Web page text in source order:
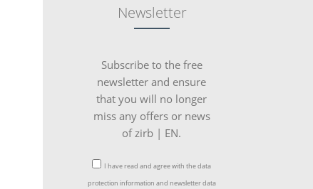
Newsletter
Subscribe to the free
newsletter and ensure
that you will no longer
miss any offers or news
of zirb | EN.
I have read and agree with thedata
protection information and newsletter data